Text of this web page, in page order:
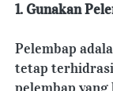
1. Gunakan
Pelembap
tetap